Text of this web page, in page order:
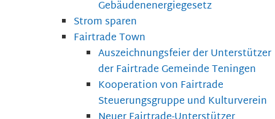
Gebäudenenergiegesetz
Strom sparen
Fairtrade Town
Auszeichnungsfeier der Unterstützer
der Fairtrade Gemeinde Teningen
Kooperation von Fairtrade
Steuerungsgruppe und Kulturverein